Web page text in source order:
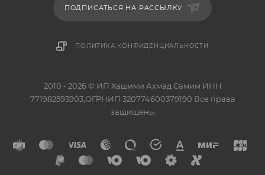
ПОДПИСАТЬСЯ НА РАССЫЛКУ
ПОЛИТИКА КОНФИДЕНЦИАЛЬНОСТИ
2010 - 2026 © ИП Хашими Ахмад Самим ИНН
771982593903,ОГРНИП 320774600379190 Все права
защищены